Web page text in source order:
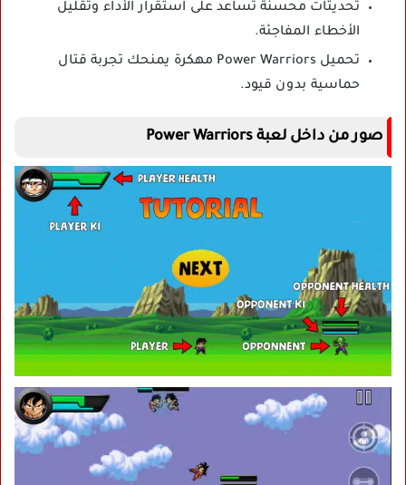
تحديثات محسنة تساعد على استقرار الأداء وتقليل
الأخطاء المفاجئة.
تحميل Power Warriors مهكرة يمنحك تجربة قتال
حماسية بدون قيود.
صور من داخل لعبة Power Warriors